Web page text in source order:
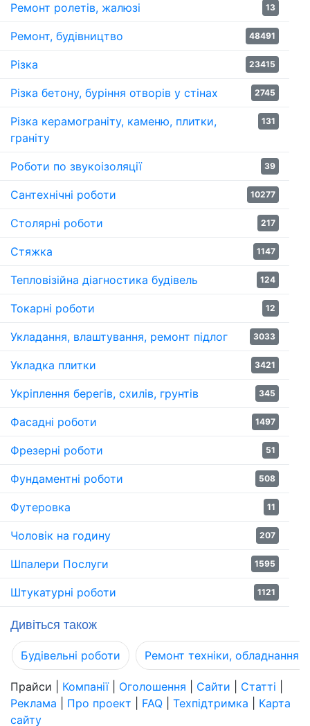
Ремонт ролетів, жалюзі 13
Ремонт, будівництво 48491
Різка 23415
Різка бетону, буріння отворів у стінах 2745
Різка керамограніту, каменю, плитки,
граніту
131
Роботи по звукоізоляції 39
Сантехнічні роботи 10277
Столярні роботи 217
Стяжка 1147
Тепловізійна діагностика будівель 124
Токарні роботи 12
Укладання, влаштування, ремонт підлог 3033
Укладка плитки 3421
Укріплення берегів, схилів, грунтів 345
Фасадні роботи 1497
Фрезерні роботи 51
Фундаментні роботи 508
Футеровка 11
Чоловік на годину 207
Шпалери Послуги 1595
Штукатурні роботи 1121
Дивіться також
Будівельні роботи Ремонт техніки, обладнання,
Прайси Компанії| Оголошення Сайти Статті
Реклама
Про проект FAQ Техпідтримка
Карта
сайту